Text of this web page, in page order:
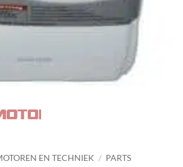
EN TECHNIEK / PARTS